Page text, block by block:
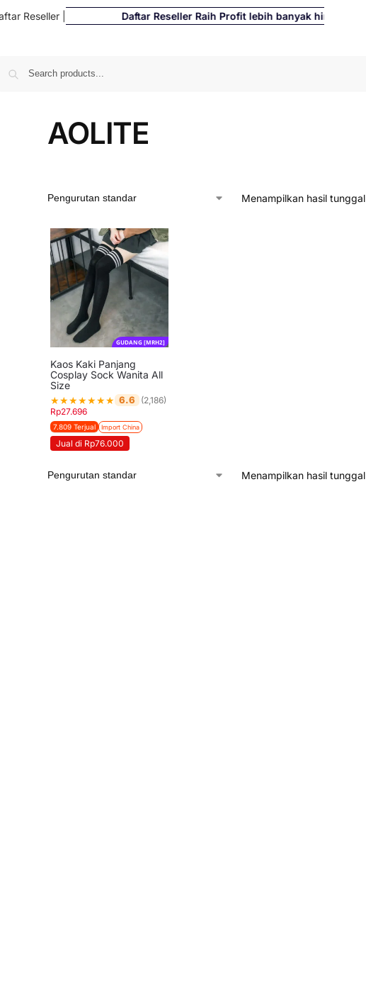
Reseller Daftar Reseller Raih Profit lebih banyak hingga 500%
AOLITE
Menampilkan hasil tunggal
GUDANG [MRH2]
Kaos Kaki Panjang
Cosplay Sock Wanita All
Size
★★★★★★★ 6.6
(2,186)
Rp27.696
7.809 Terjual Import China
Jual di Rp76.000
Menampilkan hasil tunggal